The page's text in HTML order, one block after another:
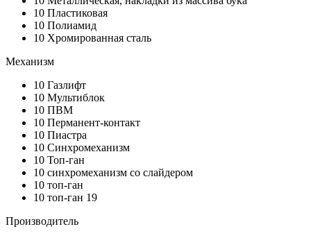
10 Пластиковая
10 Полиамид
10 Хромированная сталь
Механизм
10 Газлифт
10 Мультиблок
10 ПВМ
10 Перманент-контакт
10 Пиастра
10 Синхромеханизм
10 Топ-ган
10 синхромеханизм со слайдером
10 топ-ган
10 топ-ган 19
Производитель